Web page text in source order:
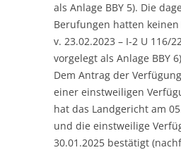
als Anlage BBY 5). Die
Berufungen hatten keinen
v. 23.02.2023 – I-2 U 116/
vorgelegt als Anlage BBY
Dem Antrag der
einer einstweiligen
hat das Landgericht am
und die einstweilige
30.01.2025 bestätigt